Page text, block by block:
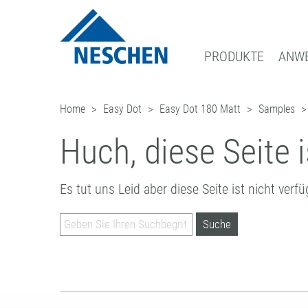
PRODUKTE
GRAFISCHE MEDIEN
DRUCKMEDIEN
SCHUTZFOLIEN
AUFZIEHFOLIEN
EASY DOT® – DAS NESCHEN
GREEN GRAPHICS – PVC-FREIE
RETAIL GRAPHICS
BILDERRAHMUNG
DOWNLOADS
ICC PROFILE / PARTNER
MUSTERBESTELLUNG
PRESSE
NEWS
ANMELDUNG ZUM NEWSLETTER
GESCHÄFTSBEREICHE
FILMOLUX GROUP
MISSION
GESCHICHTE
QUALITÄTSSICHERUNG
ADRESSE
ANFRAGE
ANSPRECHPARTNER
NESCHEN WELTWEIT
Home Easy Dot Easy Dot 180 Matt Samples
Huch, diese Seite
Es tut uns Leid aber diese Seite ist nicht